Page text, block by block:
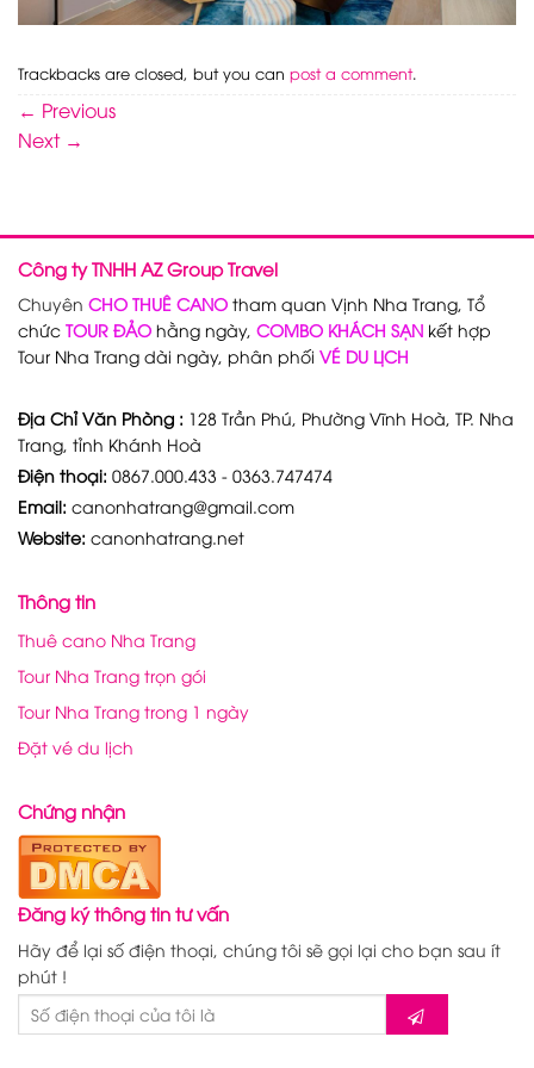
Trackbacks are closed, but you can post a comment.
← Previous
Next →
Công ty TNHH AZ Group Travel
Chuyên CHO THUÊ CANO tham quan Vịnh Nha Trang, Tổ
chức TOUR ĐẢO hằng ngày, COMBO KHÁCH SẠN kết hợp
Tour Nha Trang dài ngày, phân phối VÉ DU LỊCH
Địa Chỉ Văn Phòng : 128 Trần Phú, Phường Vĩnh Hoà, TP. Nha
Trang, tỉnh Khánh Hoà
Điện thoại: 0867.000.433 - 0363.747474
Email: canonhatrang@gmail.com
Website: canonhatrang.net
Thông tin
Thuê cano Nha Trang
Tour Nha Trang trọn gói
Tour Nha Trang trong 1 ngày
Đặt vé du lịch
Chứng nhận
Đăng ký thông tin tư vấn
Hãy để lại số điện thoại, chúng tôi sẽ gọi lại cho bạn sau ít
phút !